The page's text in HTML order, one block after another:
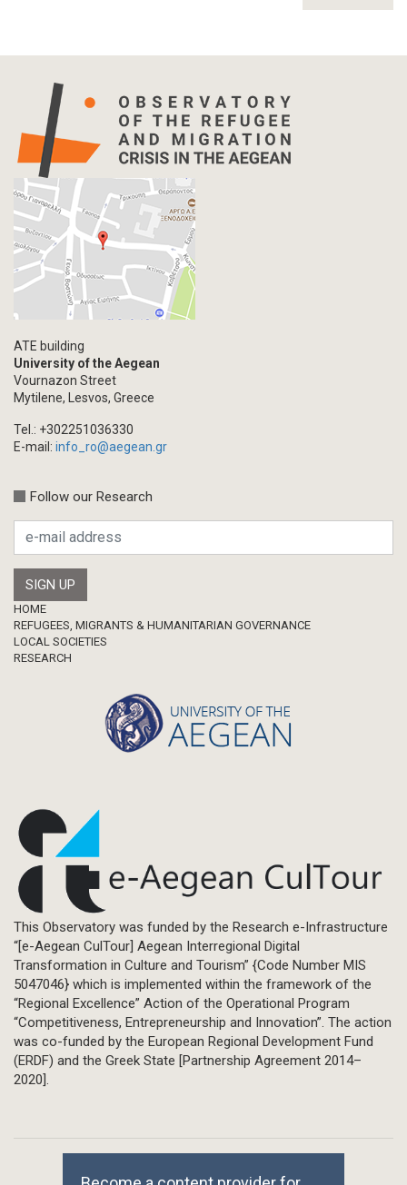
ATE building
University of the Aegean
Vournazon Street
Mytilene, Lesvos, Greece
Tel.: +302251036330
E-mail: info_ro@aegean.gr
Follow our Research
Footer
HOME
REFUGEES, MIGRANTS & HUMANITARIAN GOVERNANCE
LOCAL SOCIETIES
RESEARCH
This Observatory was funded by the Research e-Infrastructure
“[e-Aegean CulTour] Aegean Interregional Digital
Transformation in Culture and Tourism” {Code Number MIS
5047046} which is implemented within the framework of the
“Regional Excellence” Action of the Operational Program
“Competitiveness, Entrepreneurship and Innovation”. The action
was co-funded by the European Regional Development Fund
(ERDF) and the Greek State [Partnership Agreement 2014–
2020].